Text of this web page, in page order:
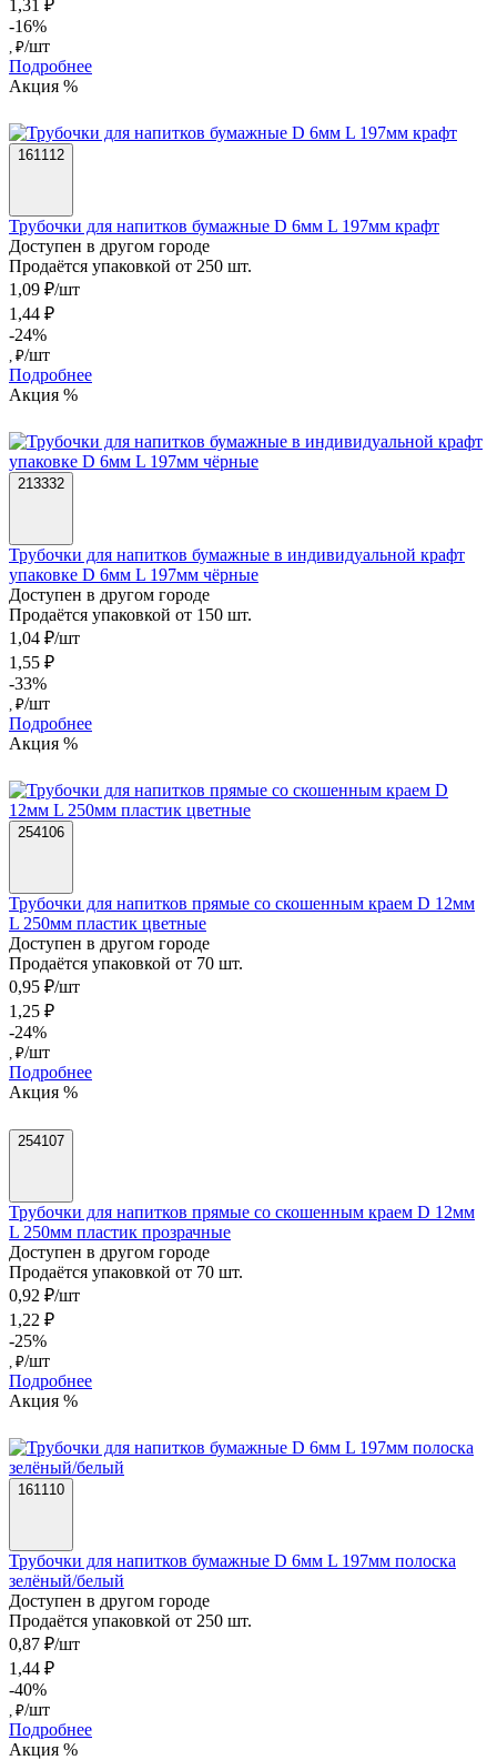
1,31 ₽
-16%
, ₽/шт
Подробнее
Акция %
161112
Трубочки для напитков бумажные D 6мм L 197мм крафт
Доступен в другом городе
Продаётся упаковкой от 250 шт.
1,09 ₽/шт
1,44 ₽
-24%
, ₽/шт
Подробнее
Акция %
213332
Трубочки для напитков бумажные в индивидуальной крафт
упаковке D 6мм L 197мм чёрные
Доступен в другом городе
Продаётся упаковкой от 150 шт.
1,04 ₽/шт
1,55 ₽
-33%
, ₽/шт
Подробнее
Акция %
254106
Трубочки для напитков прямые со скошенным краем D 12мм
L 250мм пластик цветные
Доступен в другом городе
Продаётся упаковкой от 70 шт.
0,95 ₽/шт
1,25 ₽
-24%
, ₽/шт
Подробнее
Акция %
254107
Трубочки для напитков прямые со скошенным краем D 12мм
L 250мм пластик прозрачные
Доступен в другом городе
Продаётся упаковкой от 70 шт.
0,92 ₽/шт
1,22 ₽
-25%
, ₽/шт
Подробнее
Акция %
161110
Трубочки для напитков бумажные D 6мм L 197мм полоска
зелёный/белый
Доступен в другом городе
Продаётся упаковкой от 250 шт.
0,87 ₽/шт
1,44 ₽
-40%
, ₽/шт
Подробнее
Акция %